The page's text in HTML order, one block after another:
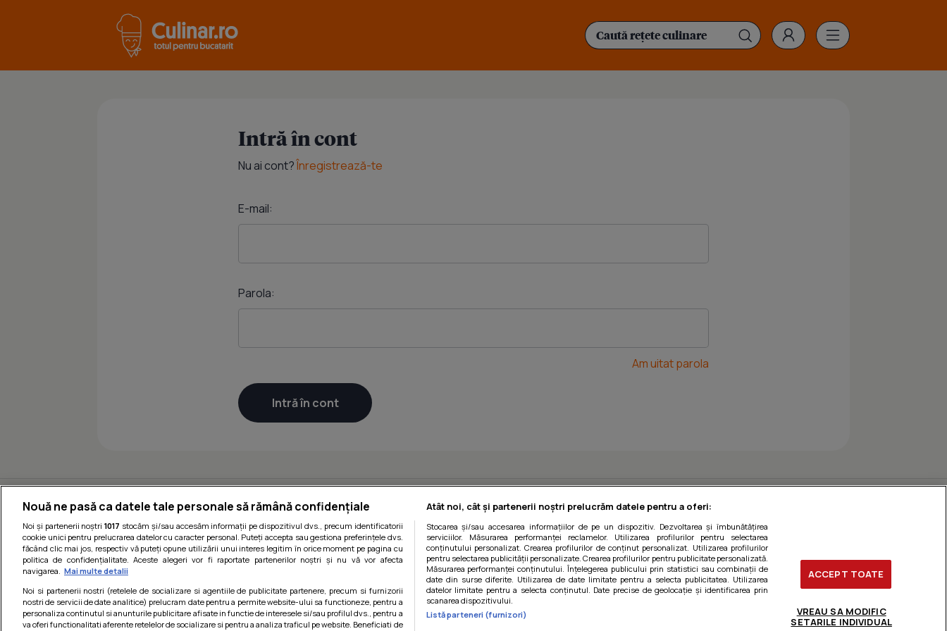
Intră în cont
Nu ai cont?Înregistrează-te
E-mail:
Parola:
Am uitat parola
Termeni si conditii|Politica de cookies Politica de confidentialitate
Nouă ne pasă ca datele tale personale să rămână confidențiale
Noi și partenerii noștri1017 stocăm și/sau accesăm informații pe dispozitivul dvs., precum identificatorii
cookie unici pentru prelucrarea datelor cu caracter personal. Puteți accepta sau gestiona preferințele dvs.
făcând clic mai jos, respectiv vă puteți opune utilizării unui interes legitim în orice moment pe pagina cu
politica de confidențialitate. Aceste alegeri vor fi raportate partenerilor noștri și nu vă vor afecta
navigarea. Mai multe detalii
Noi si partenerii nostri (retelele de socializare si agentiile de publicitate partenere, precum si furnizorii
nostri de servicii de date analitice) prelucram date pentru a permite website-ului sa functioneze, pentru a
personaliza continutul si anunturile publicitare afisate in functie de interesele si/sau profilul dvs., pentru a
va oferi functionalitati aferente retelelor de socializare si pentru a analiza traficul pe website. Beneficiati de
Atât noi, cât și partenerii noștri prelucrăm datele pentru a oferi:
Stocarea și/sau accesarea informațiilor de pe un dispozitiv. Dezvoltarea și îmbunătățirea
serviciilor. Măsurarea performanței reclamelor. Utilizarea profilurilor pentru selectarea
conținutului personalizat. Crearea profilurilor de conținut personalizat. Utilizarea profilurilor
pentru selectarea publicității personalizate. Crearea profilurilor pentru publicitate personalizată.
Măsurarea performanței conținutului. Înțelegerea publicului prin statistici sau combinații de
date din surse diferite. Utilizarea de date limitate pentru a selecta publicitatea. Utilizarea
datelor limitate pentru a selecta conținutul. Date precise de geolocație și identificarea prin
scanarea dispozitivului.
Listă parteneri (furnizori)
ACCEPT TOATE
VREAU SA MODIFIC
SETARILE INDIVIDUAL